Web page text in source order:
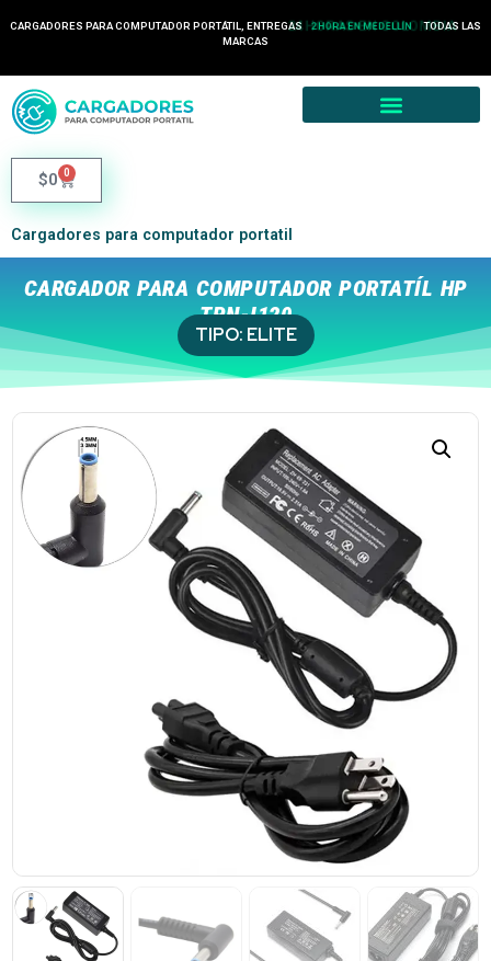
CARGADORES PARA COMPUTADOR PORTÁTIL, ENTREGAS 2 HORA EN MEDELLÍN
24 HORAS EN COLOMBIATODAS LAS
MARCAS
$0 0
Cargadores para computador portatil
CARGADOR PARA COMPUTADOR PORTATÍL HP
TPN-I120
TIPO: ELITE